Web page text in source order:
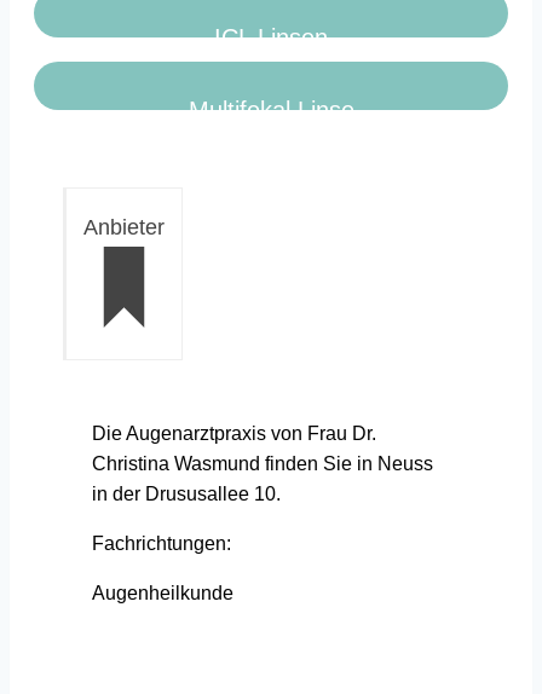
ICL Linsen
Multifokal Linse
Anbieter
Die Augenarztpraxis von Frau Dr.
Christina Wasmund finden Sie in Neuss
in der Drususallee 10.
Fachrichtungen:
Augenheilkunde